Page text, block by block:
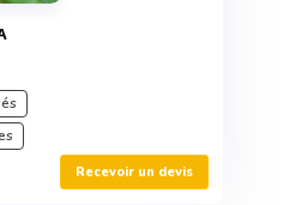
Recevoir un devis